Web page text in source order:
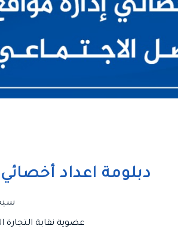
دبلومة اعداد
عضوية نقابة التجارة